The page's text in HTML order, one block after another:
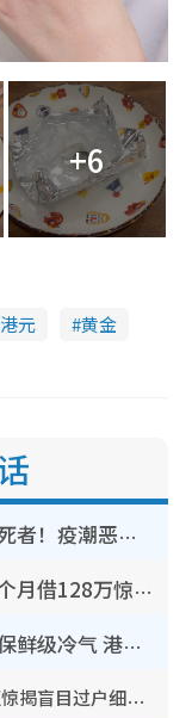
+6
港元
黄金
夺命寄生虫｜食生菜狂泻首现死者！疫潮恶化录1.8万宗病例 揭洗菜3大谬误
银行高管恋上水疗女技师！两个月借128万惊觉“沉船”沉落火海 揭背后疑似邪教操控卖淫
内地客夸港人不识老！揭港铁保鲜级冷气 港人求放过：别投诉
牙线棒乱用随时越清越糟糕！牙医惊揭盲目过户细菌恐致蛀牙：这种才是日常真保养